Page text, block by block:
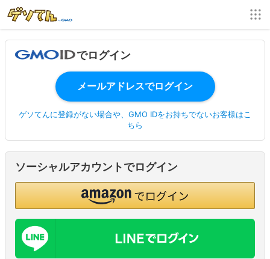
でログイン
ゲソてんに登録がない場合や、GMO IDをお持ちでないお客様はこ
ちら
ソーシャルアカウントでログイン